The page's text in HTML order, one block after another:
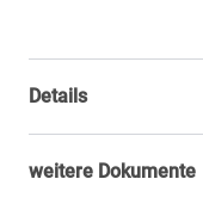
Details
weitere Dokumente